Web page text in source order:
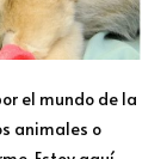
el mundo de la
animales o